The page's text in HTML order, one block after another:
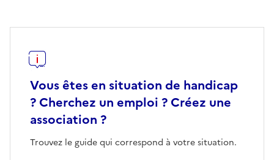
Vous êtes en situation de handicap
? Cherchez un emploi ? Créez une
association ?
Trouvez le guide qui correspond à votre situation.